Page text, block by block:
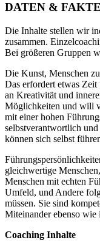
DATEN &
Die Inhalte stellen wir
zusammen.
Bei größeren Gruppen
Die Kunst, Menschen
Das erfordert etwas
an Kreativität und
Möglichkeiten und will
mit einer hohen
selbstverantwortlich
können sich selbst
gleichwertige
Menschen mit echten
Umfeld, und Andere
müssen. Sie sind
Miteinander ebenso wie
Coaching Inhalte